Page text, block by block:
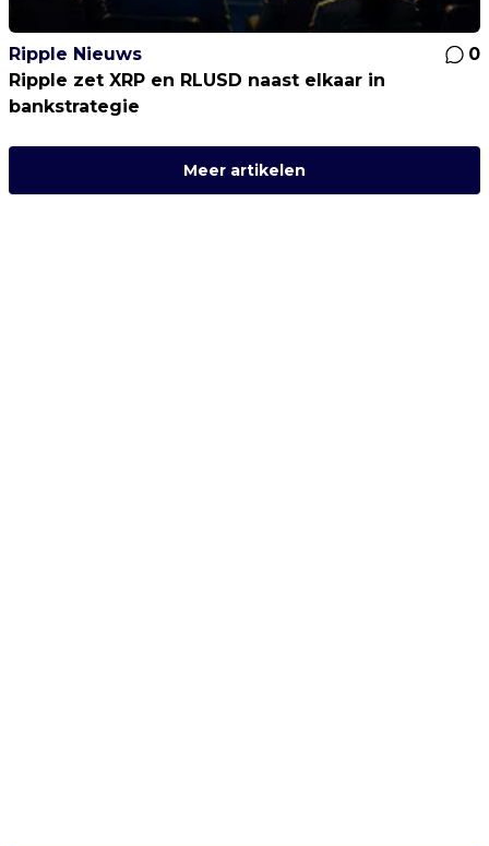
Ripple Nieuws
0
Ripple zet XRP en RLUSD naast elkaar in
bankstrategie
Meer artikelen